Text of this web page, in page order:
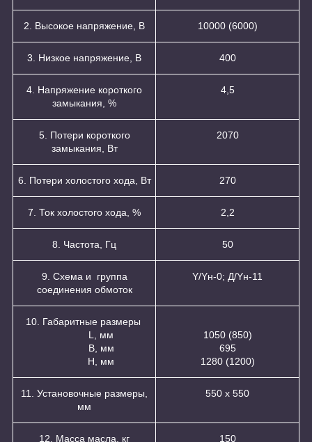
2. Высокое напряжение, В 10000 (6000)
3. Низкое напряжение, В 400
4. Напряжение короткого
замыкания, %
4,5
5. Потери короткого
замыкания, Вт
2070
6. Потери холостого хода, Вт 270
7. Ток холостого хода, % 2,2
8. Частота, Гц 50
9. Схема и группа
соединения обмоток
Y/Yн-0; Д/Yн-11
10. Габаритные размеры
L, мм
B, мм
H, мм
1050 (850)
695
1280 (1200)
11. Установочные размеры,
мм
550 х 550
12. Масса масла, кг 150